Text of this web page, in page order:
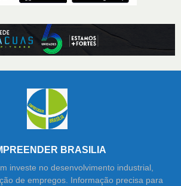
BRASILIA
investe no desenvolvimento industrial,
de empregos. Informação precisa para